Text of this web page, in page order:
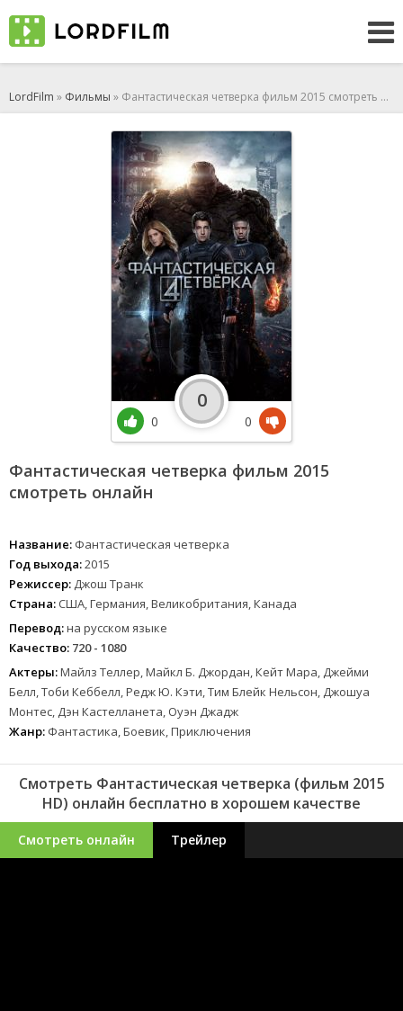
LordFilm » Фильмы » Фантастическая четверка фильм 2015 смотреть онлайн
Фантастическая четверка фильм 2015
смотреть онлайн
Название: Фантастическая четверка
Год выхода:2015
Режиссер: Джош Транк
Страна: США, Германия, Великобритания, Канада
Перевод:на русском языке
Качество: 720 - 1080
Актеры:Майлз Теллер, Майкл Б. Джордан, Кейт Мара, Джейми
Белл, Тоби Кеббелл, Редж Ю. Кэти, Тим Блейк Нельсон, Джошуа
Монтес, Дэн Кастелланета, Оуэн Джадж
Жанр: Фантастика, Боевик, Приключения
0
0
0
Смотреть Фантастическая четверка (фильм 2015
HD) онлайн бесплатно в хорошем качестве
Смотреть онлайн Трейлер